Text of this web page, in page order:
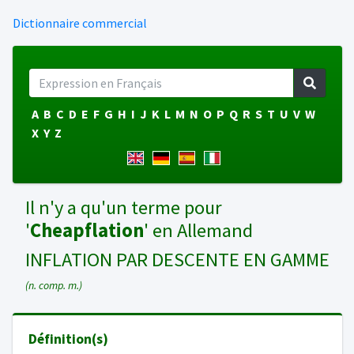
Dictionnaire commercial
A B C D E F G H I J K L M N O P Q R S T U V W
X Y Z
Il n'y a qu'un terme pour
'Cheapflation' en Allemand
INFLATION PAR DESCENTE EN GAMME
(n. comp. m.)
Définition(s)